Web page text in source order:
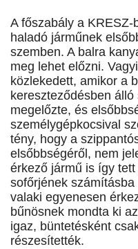
A főszabály a
haladó járműnek
szemben. A balra
meg lehet előzni.
közlekedett, amikor a
kereszteződésben
megelőzte, és
személygépkocsival
tény, hogy a
elsőbbségéről, nem
érkező jármű is így
sofőrjének
valaki egyenesen
bűnösnek mondta ki
igaz, büntetésként
részesítették.